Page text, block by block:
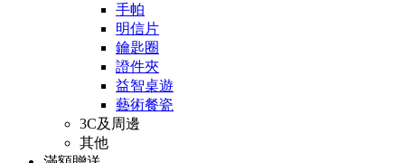
手帕
明信片
鑰匙圈
證件夾
益智桌遊
藝術餐瓷
3C及周邊
其他